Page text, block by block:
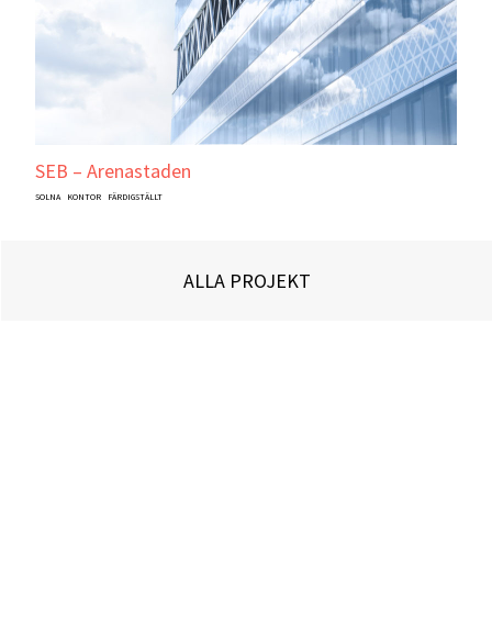
SEB – Arenastaden
SOLNA KONTOR FÄRDIGSTÄLLT
ALLA PROJEKT